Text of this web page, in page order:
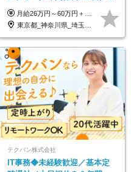
SNS業務／リモート可能／未
経験◎
月給26万円～60万円＋賞与1回＋各種手当 ★Point：経験者の方は100％年収UPでの待遇提示も可能！ ※試用期間6カ月 ※期間中は月給23万円以上～スタート ※期間中は契約社員
東京都_神奈川県_埼玉県_千葉県
テクバン株式会社
IT事務◆未経験歓迎／基本定